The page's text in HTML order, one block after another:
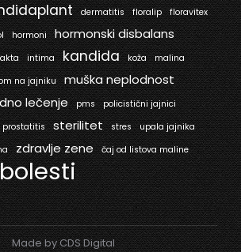
dermatitis floralip
floravitex
hormoni hormonski disbalans
intima kandida koža
malina
na jajniku muška neplodnost
lečenje pms
policistični jajnici
prostatitis sterilitet stres
upala jajnika
zdravlje zene čaj od listova maline
Made by CDS Digital